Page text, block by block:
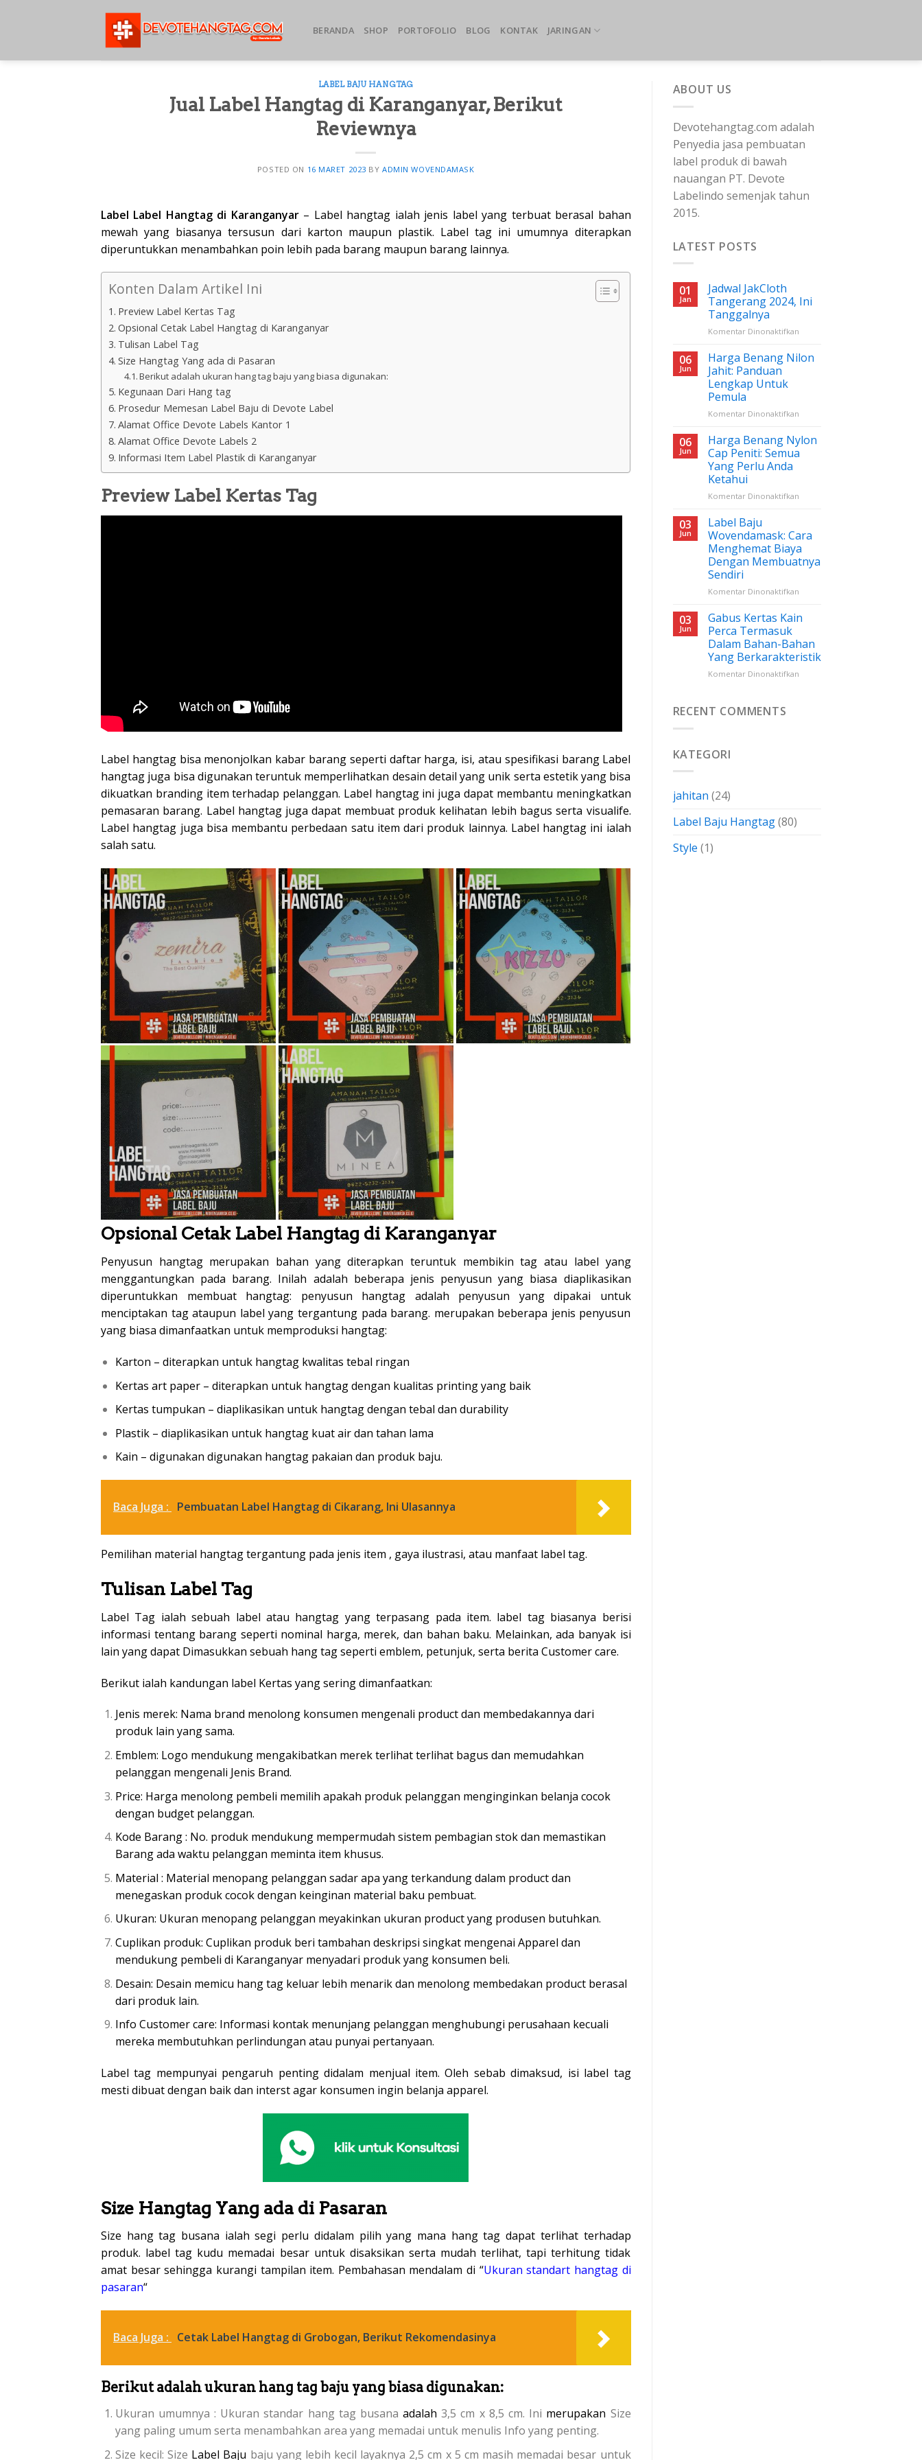
BERANDA SHOP PORTOFOLIO BLOG KONTAK JARINGAN
LABEL BAJU HANGTAG
Jual Label Hangtag di Karanganyar, Berikut
Reviewnya
POSTED ON 16 MARET 2023 BYADMIN WOVENDAMASK
Label Label Hangtag di Karanganyar– Label hangtag ialah jenis label yang terbuat berasal bahan
mewah yang biasanya tersusun dari karton maupun plastik. Label tag ini umumnya diterapkan
diperuntukkan menambahkan poin lebih pada barang maupun barang lainnya.
Konten Dalam Artikel Ini
Preview Label Kertas Tag
Opsional Cetak Label Hangtag di Karanganyar
Tulisan Label Tag
Size Hangtag Yang ada di Pasaran
Berikut adalah ukuran hang tag baju yang biasa digunakan:
Kegunaan Dari Hang tag
Prosedur Memesan Label Baju di Devote Label
Alamat Office Devote Labels Kantor 1
Alamat Office Devote Labels 2
Informasi Item Label Plastik di Karanganyar
Preview Label Kertas Tag
Label hangtag bisa menonjolkan kabar barang seperti daftar harga, isi, atau spesifikasi barang Label
hangtag juga bisa digunakan teruntuk memperlihatkan desain detail yang unik serta estetik yang bisa
dikuatkan branding item terhadap pelanggan. Label hangtag ini juga dapat membantu meningkatkan
pemasaran barang. Label hangtag juga dapat membuat produk kelihatan lebih bagus serta visualife.
Label hangtag juga bisa membantu perbedaan satu item dari produk lainnya. Label hangtag ini ialah
salah satu.
Opsional Cetak Label Hangtag di Karanganyar
Penyusun hangtag merupakan bahan yang diterapkan teruntuk membikin tag atau label yang
menggantungkan pada barang. Inilah adalah beberapa jenis penyusun yang biasa diaplikasikan
diperuntukkan membuat hangtag: penyusun hangtag adalah penyusun yang dipakai untuk
menciptakan tag ataupun label yang tergantung pada barang. merupakan beberapa jenis penyusun
yang biasa dimanfaatkan untuk memproduksi hangtag:
Karton – diterapkan untuk hangtag kwalitas tebal ringan
Kertas art paper – diterapkan untuk hangtag dengan kualitas printing yang baik
Kertas tumpukan – diaplikasikan untuk hangtag dengan tebal dan durability
Plastik – diaplikasikan untuk hangtag kuat air dan tahan lama
Kain – digunakan digunakan hangtag pakaian dan produk baju.
Baca Juga : Pembuatan Label Hangtag di Cikarang, Ini Ulasannya
Pemilihan material hangtag tergantung pada jenis item , gaya ilustrasi, atau manfaat label tag.
Tulisan Label Tag
Label Tag ialah sebuah label atau hangtag yang terpasang pada item. label tag biasanya berisi
informasi tentang barang seperti nominal harga, merek, dan bahan baku. Melainkan, ada banyak isi
lain yang dapat Dimasukkan sebuah hang tag seperti emblem, petunjuk, serta berita Customer care.
Berikut ialah kandungan label Kertas yang sering dimanfaatkan:
Jenis merek: Nama brand menolong konsumen mengenali product dan membedakannya dari
produk lain yang sama.
Emblem: Logo mendukung mengakibatkan merek terlihat terlihat bagus dan memudahkan
pelanggan mengenali Jenis Brand.
Price: Harga menolong pembeli memilih apakah produk pelanggan menginginkan belanja cocok
dengan budget pelanggan.
Kode Barang : No. produk mendukung mempermudah sistem pembagian stok dan memastikan
Barang ada waktu pelanggan meminta item khusus.
Material : Material menopang pelanggan sadar apa yang terkandung dalam product dan
menegaskan produk cocok dengan keinginan material baku pembuat.
Ukuran: Ukuran menopang pelanggan meyakinkan ukuran product yang produsen butuhkan.
Cuplikan produk: Cuplikan produk beri tambahan deskripsi singkat mengenai Apparel dan
mendukung pembeli di Karanganyar menyadari produk yang konsumen beli.
Desain: Desain memicu hang tag keluar lebih menarik dan menolong membedakan product berasal
dari produk lain.
Info Customer care: Informasi kontak menunjang pelanggan menghubungi perusahaan kecuali
mereka membutuhkan perlindungan atau punyai pertanyaan.
Label tag mempunyai pengaruh penting didalam menjual item. Oleh sebab dimaksud, isi label tag
mesti dibuat dengan baik dan interst agar konsumen ingin belanja apparel.
Size Hangtag Yang ada di Pasaran
Size hang tag busana ialah segi perlu didalam pilih yang mana hang tag dapat terlihat terhadap
produk. label tag kudu memadai besar untuk disaksikan serta mudah terlihat, tapi terhitung tidak
amat besar sehingga kurangi tampilan item. Pembahasan mendalam di “Ukuran standart hangtag di
pasaran“
Baca Juga : Cetak Label Hangtag di Grobogan, Berikut Rekomendasinya
Berikut adalah ukuran hang tag baju yang biasa digunakan:
Ukuran umumnya : Ukuran standar hang tag busanaadalah 3,5 cm x 8,5 cm. Ini merupakan Size
yang paling umum serta menambahkan area yang memadai untuk menulis Info yang penting.
Size kecil: Size Label Baju baju yang lebih kecil layaknya 2,5 cm x 5 cm masih memadai besar untuk
ABOUT US
Devotehangtag.com adalah
Penyedia jasa pembuatan
label produk di bawah
nauangan PT. Devote
Labelindo semenjak tahun
2015.
LATEST POSTS
01
Jan
Jadwal JakCloth
Tangerang 2024, Ini
Tanggalnya
Komentar Dinonaktifkanpada
JakCloth
06
Jun
Harga Benang Nilon
Jahit: Panduan
Lengkap Untuk
Pemula
Komentar Dinonaktifkanpada
Benang
Nilon
Jahit:
Untuk
06
Jun
Harga Benang Nylon
Cap Peniti: Semua
Yang Perlu Anda
Ketahui
Komentar Dinonaktifkanpada
Cap
Peniti:
Semua
Perlu
03
Jun
Label Baju
Wovendamask: Cara
Menghemat Biaya
Dengan Membuatnya
Sendiri
Komentar Dinonaktifkanpada
Baju
Menghemat
Biaya
Dengan
03
Jun
Gabus Kertas Kain
Perca Termasuk
Dalam Bahan-Bahan
Yang Berkarakteristik
Komentar Dinonaktifkanpada
RECENT COMMENTS
KATEGORI
jahitan (24)
Label Baju Hangtag(80)
Style (1)